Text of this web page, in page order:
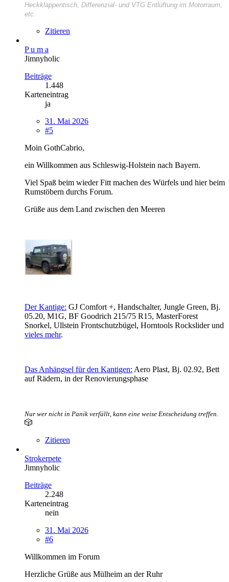
Heckklappentisch, Differenzial- und VTG Entlüftung im Motorraum,
etc.
Zitieren
P u m a
Jimnyholic
Beiträge
1.448
Karteneintrag
ja
31. Mai 2026
#5
Moin GothCabrio,
ein Willkommen aus Schleswig-Holstein nach Bayern.
Viel Spaß beim wieder Fitt machen des Würfels und hier beim
Rumstöbern durchs Forum.
Grüße aus dem Land zwischen den Meeren
Der Kantige: GJ Comfort +, Handschalter, Jungle Green, Bj.
05.20, M1G, BF Goodrich 215/75 R15, MasterForest
Snorkel, Ullstein Frontschutzbügel, Horntools Rockslider und
vieles mehr.
Das Anhängsel für den Kantigen: Aero Plast, Bj. 02.92, Bett
auf Rädern, in der Renovierungsphase
Nur wer nicht in Panik verfällt, kann eine weise Entscheidung treffen.
🎲
Zitieren
Strokerpete
Jimnyholic
Beiträge
2.248
Karteneintrag
nein
31. Mai 2026
#6
Willkommen im Forum
Herzliche Grüße aus Mülheim an der Ruhr